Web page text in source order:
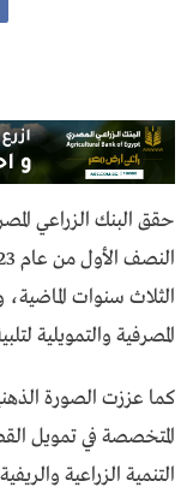
حقق البنك الزراعي
الثلاث سنوات
المصرفية والتمويلية
كما عززت الصورة
المتخصصة في تمويل
التنمية الزراعية